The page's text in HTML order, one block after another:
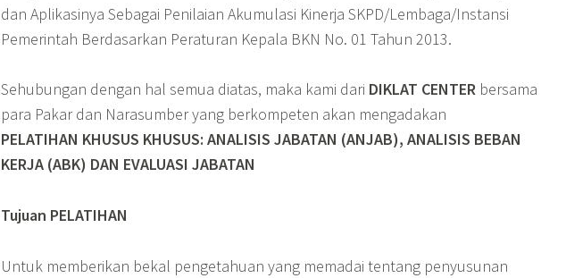
dan Aplikasinya Sebagai Penilaian Akumulasi Kinerja SKPD/Lembaga/Instansi
Pemerintah Berdasarkan Peraturan Kepala BKN No. 01 Tahun 2013.
Sehubungan dengan hal semua diatas, maka kami dari DIKLAT CENTER bersama
para Pakar dan Narasumber yang berkompeten akan mengadakan
PELATIHAN KHUSUS KHUSUS: ANALISIS JABATAN (ANJAB), ANALISIS BEBAN
KERJA (ABK) DAN EVALUASI JABATAN
Tujuan PELATIHAN
Untuk memberikan bekal pengetahuan yang memadai tentang penyusunan